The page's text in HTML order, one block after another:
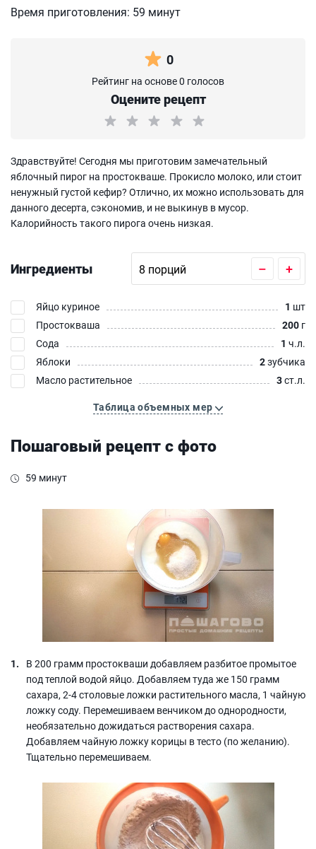
Время приготовления: 59 минут
0
Рейтинг на основе 0 голосов
Оцените рецепт
Здравствуйте! Сегодня мы приготовим замечательный
яблочный пирог на простокваше. Прокисло молоко, или стоит
ненужный густой кефир? Отлично, их можно использовать для
данного десерта, сэкономив, и не выкинув в мусор.
Калорийность такого пирога очень низкая.
Ингредиенты – +
Яйцо куриное 1 шт
Простокваша
200 г
Сода
1 ч.л.
Яблоки
2зубчика
Масло растительное
3ст.л.
Таблица объемных мер
Пошаговый рецепт с фото
59 минут
В 200 грамм простокваши добавляем разбитое промытое
под теплой водой яйцо. Добавляем туда же 150 грамм
сахара, 2-4 столовые ложки растительного масла, 1 чайную
ложку соду. Перемешиваем венчиком до однородности,
необязательно дожидаться растворения сахара.
Добавляем чайную ложку корицы в тесто (по желанию).
Тщательно перемешиваем.